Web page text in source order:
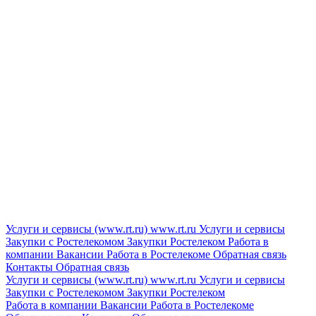
Услуги и сервисы (www.rt.ru) www.rt.ru Услуги и сервисы
Закупки с Ростелекомом Закупки Ростелеком Работа в
компании Вакансии Работа в Ростелекоме Обратная связь
Контакты Обратная связь
Услуги и сервисы (www.rt.ru) www.rt.ru Услуги и сервисы
Закупки с Ростелекомом Закупки Ростелеком
Работа в компании Вакансии Работа в Ростелекоме